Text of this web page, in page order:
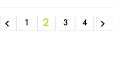
 1 2 3 4 